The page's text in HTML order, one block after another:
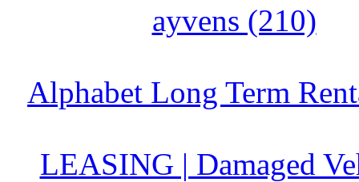
ayvens (210)
Alphabet Long Term
LEASING | Damaged